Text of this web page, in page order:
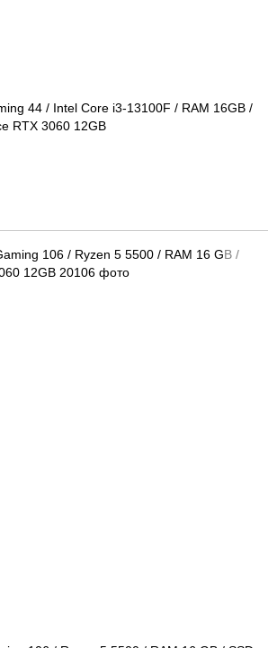
44 / Intel Core i3-13100F / RAM 16GB /
RTX 3060 12GB